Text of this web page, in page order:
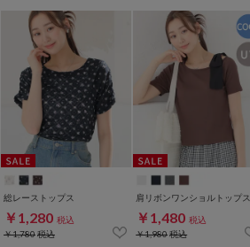
総レーストップス
￥1,280 税込
￥1,780税込
肩リボンワンショルトップス
￥1,480 税込
￥1,980税込